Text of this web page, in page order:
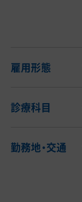
雇用形態
診療科目
勤務地・交通